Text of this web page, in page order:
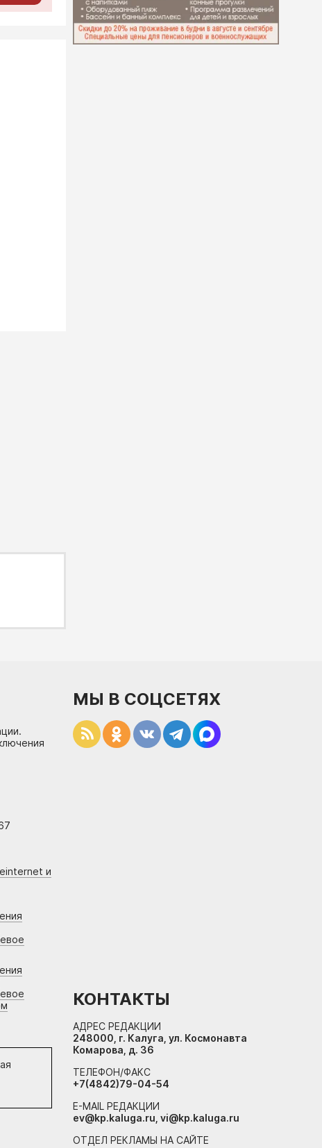
и
МЫ В СОЦСЕТЯХ
КОНТАКТЫ
АДРЕС РЕДАКЦИИ
248000, г. Калуга, ул. Космонавта
Комарова, д. 36
ТЕЛЕФОН/ФАКС
+7(4842)79-04-54
E-MAIL РЕДАКЦИИ
ev@kp.kaluga.ru, vi@kp.kaluga.ru
ОТДЕЛ РЕКЛАМЫ НА САЙТЕ